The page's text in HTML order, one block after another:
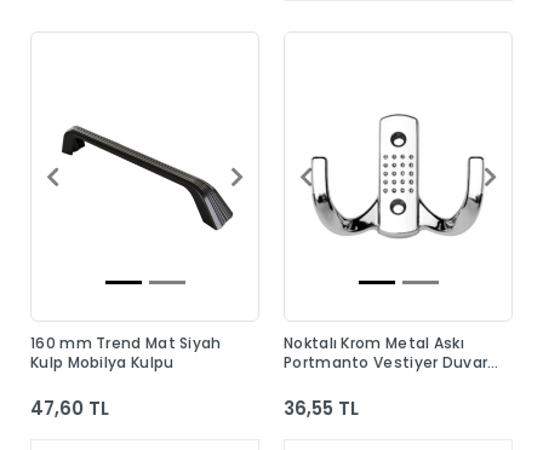
160 mm Trend Mat Siyah
Kulp Mobilya Kulpu
47,60 TL
Noktalı Krom Metal Askı
Portmanto Vestiyer Duvar
36,55 TL